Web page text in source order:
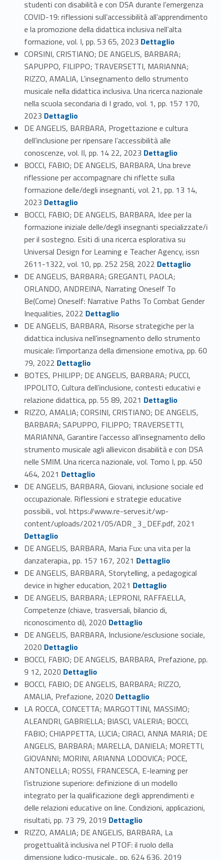
studenti con disabilità e con DSA durante l’emergenza
COVID-19: riflessioni sull’accessibilità all’apprendimento
e la promozione della didattica inclusiva nell’alta
formazione, vol. I, pp. 53 65, 2023 Link identifier #identifier_person_95955-56
Dettaglio
CORSINI, CRISTIANO; DE ANGELIS, BARBARA;
SAPUPPO, FILIPPO; TRAVERSETTI, MARIANNA;
RIZZO, AMALIA, L’insegnamento dello strumento
musicale nella didattica inclusiva. Una ricerca nazionale
nella scuola secondaria di I grado, vol. 1, pp. 157 170,
2023 Link identifier #identifier_person_153260-57
Dettaglio
DE ANGELIS, BARBARA, Progettazione e cultura
dell’inclusione per ripensare l’accessibilità alle
conoscenze, vol. II, pp. 14 22, 2023 Link identifier #identifier_person_85014-58
Dettaglio
BOCCI, FABIO; DE ANGELIS, BARBARA, Una breve
riflessione per accompagnare chi riflette sulla
formazione delle/degli insegnanti, vol. 21, pp. 13 14,
2023 Link identifier #identifier_person_73678-59
Dettaglio
BOCCI, FABIO; DE ANGELIS, BARBARA, Idee per la
formazione iniziale delle/degli insegnanti specializzate/i
per il sostegno. Esiti di una ricerca esplorativa su
Universal Design for Learning e Teacher Agency, issn
2611-1322, vol. 10, pp. 252 258, 2022 Link identifier #identifier_person_126057-60
Dettaglio
DE ANGELIS, BARBARA; GREGANTI, PAOLA;
ORLANDO, ANDREINA, Narrating Oneself To
Be(Come) Oneself: Narrative Paths To Combat Gender
Inequalities, 2022 Link identifier #identifier_person_158092-61
Dettaglio
DE ANGELIS, BARBARA, Risorse strategiche per la
didattica inclusiva nell’insegnamento dello strumento
musicale: l’importanza della dimensione emotiva, pp. 60
79, 2022 Link identifier #identifier_person_85495-62
Dettaglio
BOTES, PHILIPP; DE ANGELIS, BARBARA; PUCCI,
IPPOLITO, Cultura dell’inclusione, contesti educativi e
relazione didattica, pp. 55 89, 2021 Link identifier #identifier_person_175147-63
Dettaglio
RIZZO, AMALIA; CORSINI, CRISTIANO; DE ANGELIS,
BARBARA; SAPUPPO, FILIPPO; TRAVERSETTI,
MARIANNA, Garantire l’accesso all’insegnamento dello
strumento musicale agli allievicon disabilità e con DSA
nelle SMIM. Una ricerca nazionale, vol. Tomo I, pp. 450
464, 2021 Link identifier #identifier_person_168903-64
Dettaglio
DE ANGELIS, BARBARA, Giovani, inclusione sociale ed
occupazionale. Riflessioni e strategie educative
possibili., vol. https://www.re-serves.it/wp-
content/uploads/2021/05/ADR_3_DEF.pdf, 2021
Dettaglio
DE ANGELIS, BARBARA, Maria Fux: una vita per la
danzaterapia., pp. 157 167, 2021 Link identifier #identifier_person_178860-66
Dettaglio
DE ANGELIS, BARBARA, Storytelling, a pedagogical
device in higher education, 2021 Link identifier #identifier_person_69160-67
Dettaglio
DE ANGELIS, BARBARA; LEPRONI, RAFFAELLA,
Competenze (chiave, trasversali, bilancio di,
riconoscimento di), 2020 Link identifier #identifier_person_4330-68
Dettaglio
DE ANGELIS, BARBARA, Inclusione/esclusione sociale,
2020 Link identifier #identifier_person_60646-69
Dettaglio
BOCCI, FABIO; DE ANGELIS, BARBARA, Prefazione, pp.
9 12, 2020 Link identifier #identifier_person_193898-70
Dettaglio
BOCCI, FABIO; DE ANGELIS, BARBARA; RIZZO,
AMALIA, Prefazione, 2020 Link identifier #identifier_person_81942-71
Dettaglio
LA ROCCA, CONCETTA; MARGOTTINI, MASSIMO;
ALEANDRI, GABRIELLA; BIASCI, VALERIA; BOCCI,
FABIO; CHIAPPETTA, LUCIA; CIRACI, ANNA MARIA; DE
ANGELIS, BARBARA; MARELLA, DANIELA; MORETTI,
GIOVANNI; MORINI, ARIANNA LODOVICA; POCE,
ANTONELLA; ROSSI, FRANCESCA, E-learning per
l’istruzione superiore: definizione di un modello
integrato per la qualificazione degli apprendimenti e
delle relazioni educative on line. Condizioni, applicazioni,
risultati, pp. 73 79, 2019 Link identifier #identifier_person_117617-72
Dettaglio
RIZZO, AMALIA; DE ANGELIS, BARBARA, La
progettualità inclusiva nel PTOF: il ruolo della
dimensione ludico-musicale., pp. 624 636, 2019